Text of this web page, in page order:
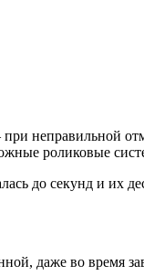
неправильной
роликовые
до секунд и их
даже во время